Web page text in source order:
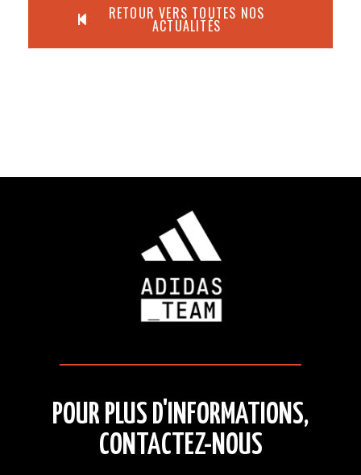
RETOUR VERS TOUTES NOS
ACTUALITÉS
POUR PLUS D'INFORMATIONS,
CONTACTEZ-NOUS